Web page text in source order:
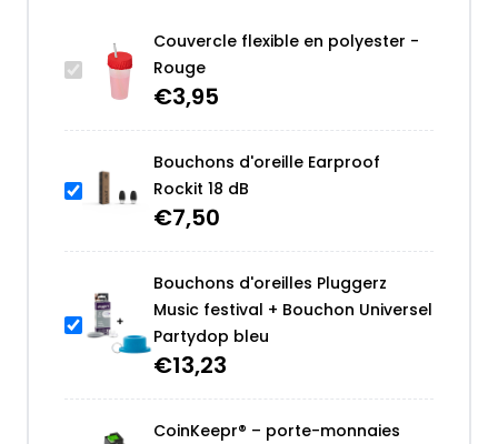
Couvercle flexible en polyester -
Rouge
€3,95
Bouchons d'oreille Earproof
Rockit 18 dB
€7,50
Bouchons d'oreilles Pluggerz
Music festival + Bouchon Universel
Partydop bleu
€13,23
CoinKeepr® – porte-monnaies